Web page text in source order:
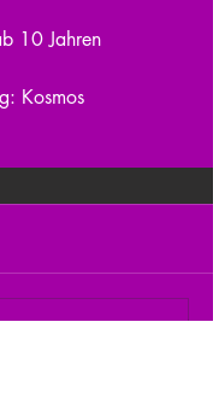
10 Jahren
Kosmos